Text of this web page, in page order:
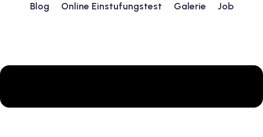
Blog Online Einstufungstest Galerie Job